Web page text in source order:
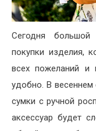
Сегодня
покупки изделия,
всех пожеланий и
удобно. В весеннем
сумки с ручной
аксессуар будет